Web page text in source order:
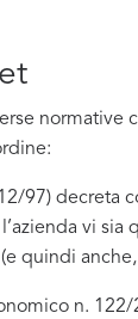
97)
vi
quindi
n. 122/